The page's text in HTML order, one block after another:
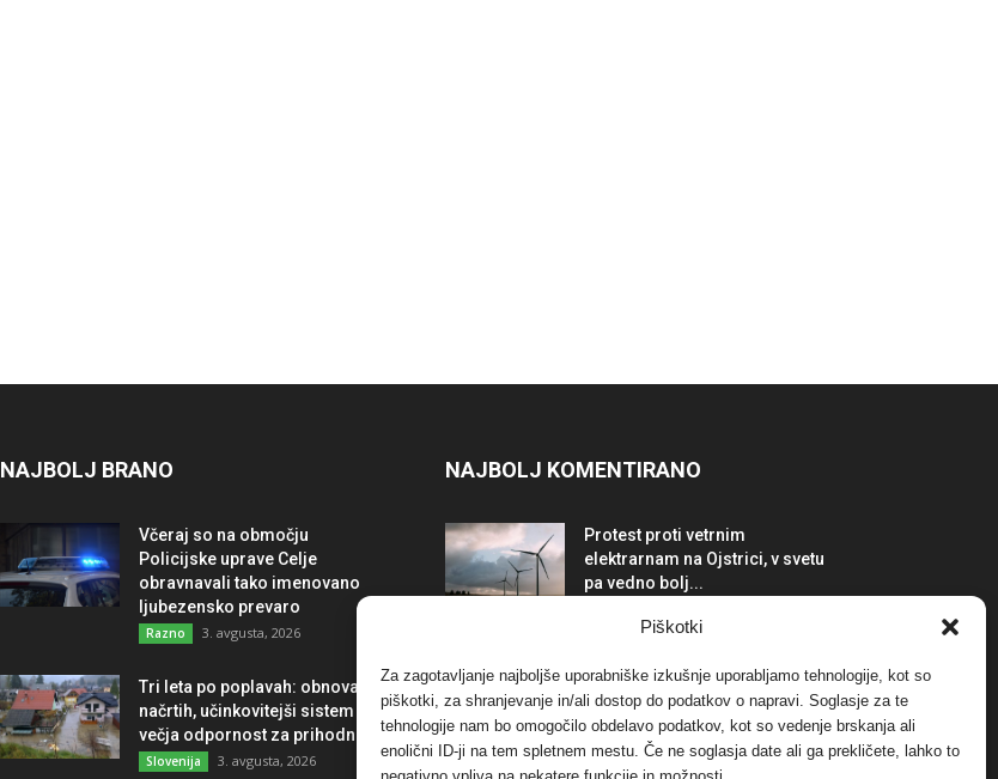
Piškotki
Za zagotavljanje najboljše uporabniške izkušnje uporabljamo tehnologije, kot so
piškotki, za shranjevanje in/ali dostop do podatkov o napravi. Soglasje za te
tehnologije nam bo omogočilo obdelavo podatkov, kot so vedenje brskanja ali
enolični ID-ji na tem spletnem mestu. Če ne soglasja date ali ga prekličete, lahko to
NAJBOLJ BRANO
Včeraj so na območju
Policijske uprave Celje
obravnavali tako imenovano
ljubezensko prevaro
Razno 3. avgusta, 2026
Tri leta po poplavah: obnova po
načrtih, učinkovitejši sistem in
večja odpornost za prihodnost
Slovenija 3. avgusta, 2026
NAJBOLJ KOMENTIRANO
Protest proti vetrnim
elektrarnam na Ojstrici, v svetu
pa vedno bolj...
elektrarnam Verbund
Dogodki 29. januarja, 2018